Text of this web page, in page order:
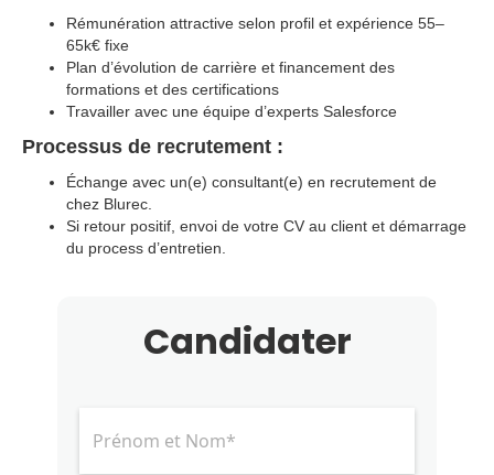
Rémunération attractive selon profil et expérience 55–
65k€ fixe
Plan d’évolution de carrière et financement des
formations et des certifications
Travailler avec une équipe d’experts Salesforce
Processus de recrutement :
Échange avec un(e) consultant(e) en recrutement de
chez Blurec.
Si retour positif, envoi de votre CV au client et démarrage
du process d’entretien.
Candidater